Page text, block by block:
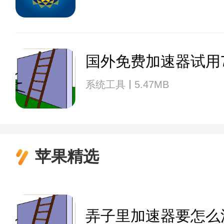
国外免费加速器试用
系统工具 5.47MB
苹果精选
弄子里加速器要怎么